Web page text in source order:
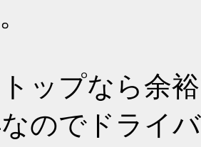
ップなら余
なのでドライ